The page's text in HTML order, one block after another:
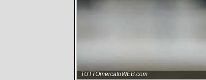
TUTTOmercatoWEB.com